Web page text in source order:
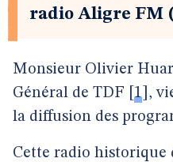
radio Aligre FM
Monsieur Olivier
Général de TDF
1 ,
la diffusion des
Cette radio historique